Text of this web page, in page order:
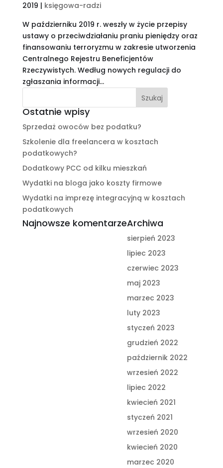
2019 | księgowa-radzi
W październiku 2019 r. weszły w życie przepisy
ustawy o przeciwdziałaniu praniu pieniędzy oraz
finansowaniu terroryzmu w zakresie utworzenia
Centralnego Rejestru Beneficjentów
Rzeczywistych. Według nowych regulacji do
zgłaszania informacji...
Ostatnie wpisy
Sprzedaż owoców bez podatku?
Szkolenie dla freelancera w kosztach
podatkowych?
Dodatkowy PCC od kilku mieszkań
Wydatki na bloga jako koszty firmowe
Wydatki na imprezę integracyjną w kosztach
podatkowych
Najnowsze komentarzeArchiwa
sierpień 2023
lipiec 2023
czerwiec 2023
maj 2023
marzec 2023
luty 2023
styczeń 2023
grudzień 2022
październik 2022
wrzesień 2022
lipiec 2022
kwiecień 2021
styczeń 2021
wrzesień 2020
kwiecień 2020
marzec 2020